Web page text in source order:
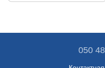
050